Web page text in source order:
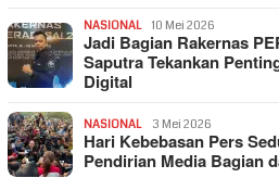
NASIONAL 10 Mei 2026
Jadi Bagian Rakernas
Saputra Tekankan
Digital
NASIONAL 3 Mei 2026
Hari Kebebasan Pers
Pendirian Media Bagian